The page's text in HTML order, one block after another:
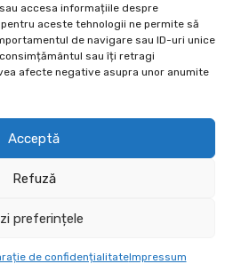
accesa informațiile despre
aceste tehnologii ne permite să
de navigare sau ID-uri unice
sau îți retragi
afecte negative asupra unor anumite
Acceptă
Refuză
preferințele
de confidențialitateImpressum